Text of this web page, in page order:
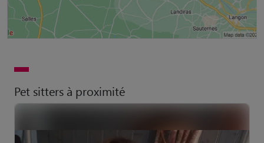
Pet sitters à proximité